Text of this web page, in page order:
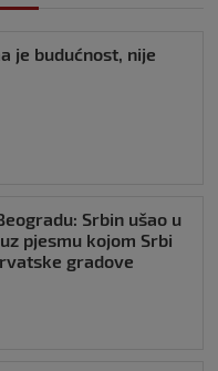
je budućnost, nije
Srbin ušao u
pjesmu kojom Srbi
gradove